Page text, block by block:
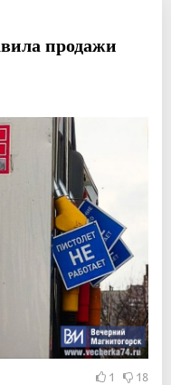
продажи
1 18